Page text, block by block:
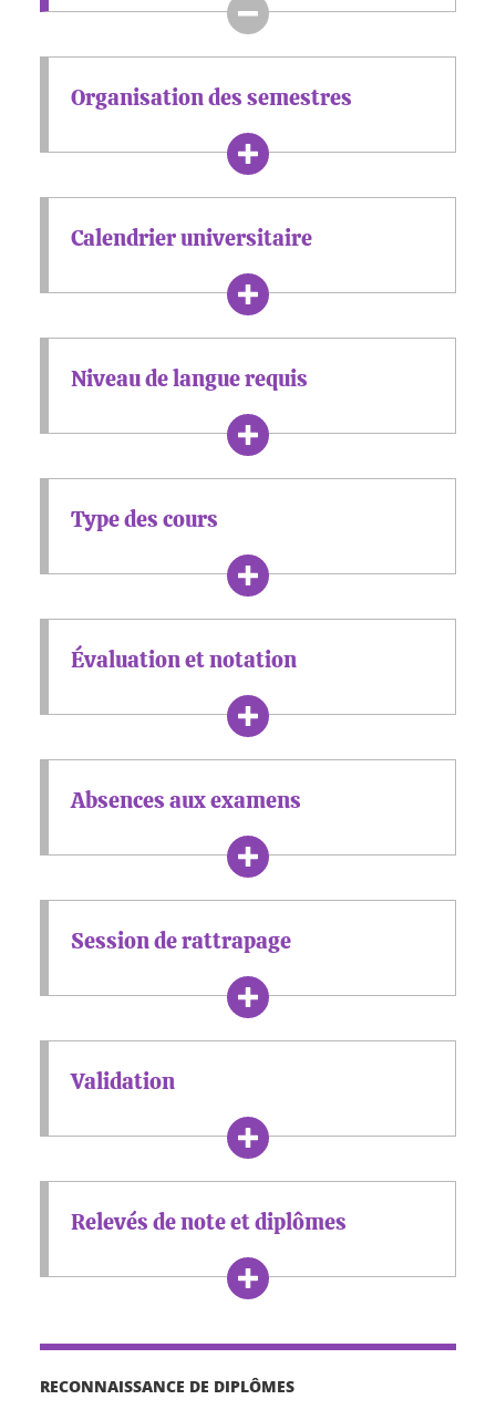
Organisation des semestres
Calendrier universitaire
Niveau de langue requis
Type des cours
Évaluation et notation
Absences aux examens
Session de rattrapage
Validation
Relevés de note et diplômes
RECONNAISSANCE DE DIPLÔMES